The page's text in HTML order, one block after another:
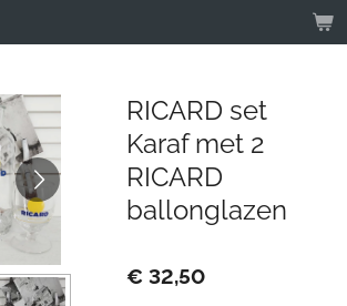
RICARD set
Karaf met 2
RICARD
ballonglazen
€ 32,50